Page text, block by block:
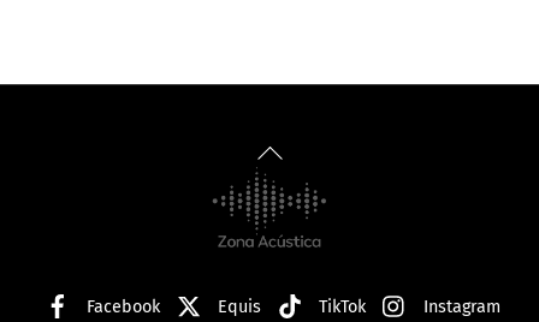
Back
To
Top
Facebook Equis TikTok Instagram